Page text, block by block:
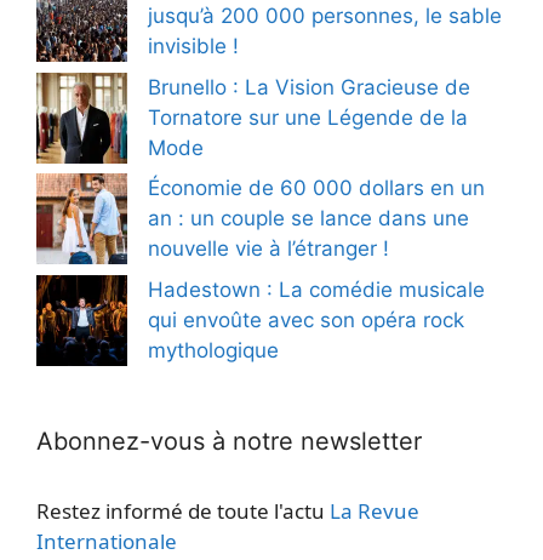
jusqu’à 200 000 personnes, le sable
invisible !
Brunello : La Vision Gracieuse de
Tornatore sur une Légende de la
Mode
Économie de 60 000 dollars en un
an : un couple se lance dans une
nouvelle vie à l’étranger !
Hadestown : La comédie musicale
qui envoûte avec son opéra rock
mythologique
Abonnez-vous à notre newsletter
Restez informé de toute l'actu La Revue
Internationale